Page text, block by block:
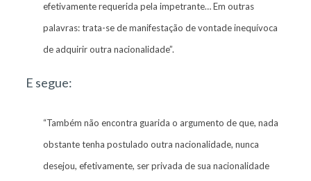
efetivamente requerida pela impetrante… Em outras
palavras: trata-se de manifestação de vontade inequívoca
de adquirir outra nacionalidade”.
E segue:
“Também não encontra guarida o argumento de que, nada
obstante tenha postulado outra nacionalidade, nunca
desejou, efetivamente, ser privada de sua nacionalidade